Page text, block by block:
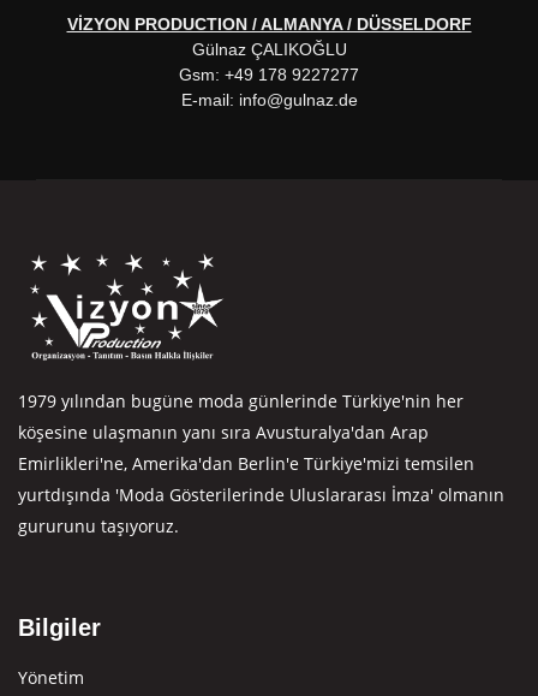
VİZYON PRODUCTION / ALMANYA / DÜSSELDORF
Gülnaz ÇALIKOĞLU
Gsm: +49 178 9227277
E-mail: info@gulnaz.de
1979 yılından bugüne moda günlerinde Türkiye'nin her
köşesine ulaşmanın yanı sıra Avusturalya'dan Arap
Emirlikleri'ne, Amerika'dan Berlin'e Türkiye'mizi temsilen
yurtdışında 'Moda Gösterilerinde Uluslararası İmza' olmanın
gururunu taşıyoruz.
Bilgiler
Yönetim